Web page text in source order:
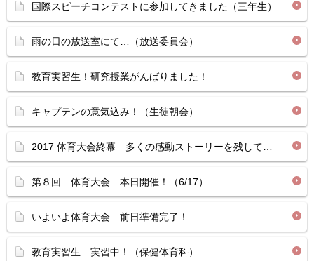
国際スピーチコンテストに参加してきました（三年生）
雨の日の放送室にて…（放送委員会）
教育実習生！研究授業がんばりました！
キャプテンの意気込み！（生徒朝会）
2017 体育大会終幕 多くの感動ストーリーを残して…
第８回 体育大会 本日開催！（6/17）
いよいよ体育大会 前日準備完了！
教育実習生 実習中！（保健体育科）